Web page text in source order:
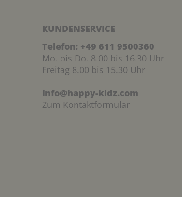
KUNDENSERVICE
Telefon: +49 611 9500360
Mo. bis Do. 8.00 bis 16.30 Uhr
Freitag 8.00 bis 15.30 Uhr
info@happy-kidz.com
Zum Kontaktformular